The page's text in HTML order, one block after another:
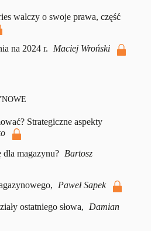
walczy o swoje prawa, część
na 2024 r. Maciej Wroński
Strategiczne aspekty
magazynu? Bartosz
Paweł Sapek
ostatniego słowa,
Damian